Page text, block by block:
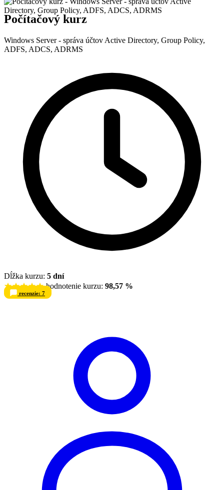
Počítačový kurz
Windows Server - správa účtov Active Directory, Group Policy,
ADFS, ADCS, ADRMS
Dĺžka kurzu: 5 dní
hodnotenie kurzu: 98,57 %
recenzie: 7